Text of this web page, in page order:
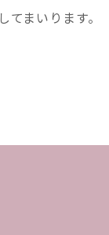
まいります。